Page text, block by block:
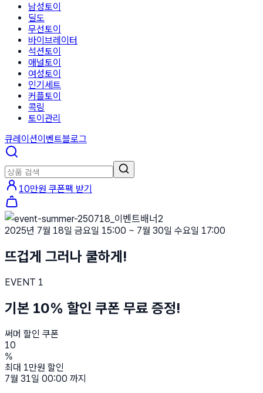
남성토이
딜도
무선토이
바이브레이터
석션토이
애널토이
여성토이
인기세트
커플토이
콕링
토이관리
큐레이션이벤트블로그
10만원 쿠폰팩 받기
2025년 7월 18일 금요일 15:00 ~ 7월 30일 수요일 17:00
뜨겁게 그러나 쿨하게!
EVENT 1
기본 10% 할인 쿠폰 무료 증정!
써머 할인 쿠폰
10
%
최대 1만원 할인
7월 31일 00:00 까지